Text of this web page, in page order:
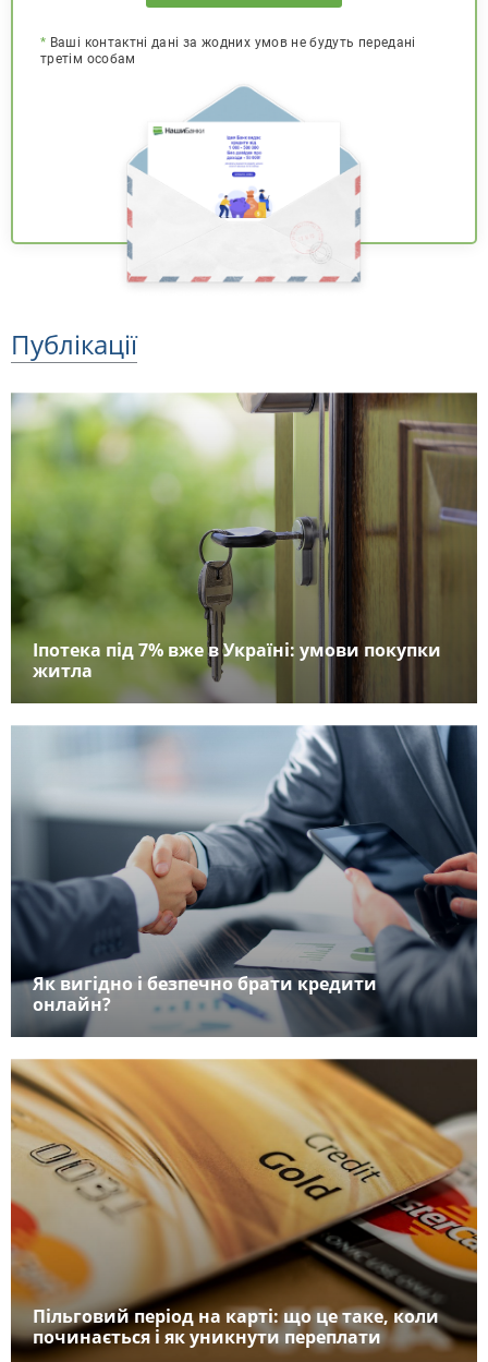
* Ваші контактні дані за жодних умов не будуть передані
третім особам
Публікації
Іпотека під 7% вже в Україні: умови покупки
житла
Як вигідно і безпечно брати кредити
онлайн?
Пільговий період на карті: що це таке, коли
починається і як уникнути переплати